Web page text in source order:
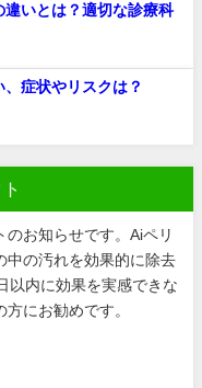
いとは？適切な診療科
症状やリスクは？
お知らせです。Aiペリ
中の汚れを効果的に除去
以内に効果を実感できな
にお勧めです。